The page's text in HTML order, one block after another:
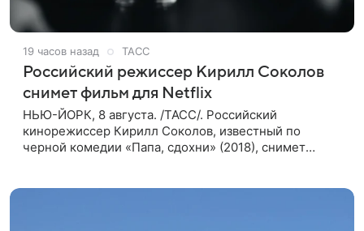
19 часов назад ТАСС
Российский режиссер Кирилл Соколов
снимет фильм для Netflix
НЬЮ-ЙОРК, 8 августа. /ТАСС/. Российский
кинорежиссер Кирилл Соколов, известный по
черной комедии «Папа, сдохни» (2018), снимет